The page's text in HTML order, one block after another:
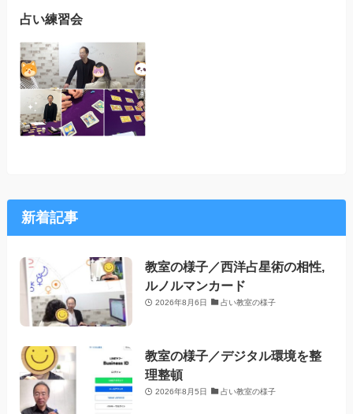
占い練習会
新着記事
教室の様子／西洋占星術の相性,
ルノルマンカード
2026年8月6日 占い教室の様子
教室の様子／デジタル環境を整
理整頓
2026年8月5日 占い教室の様子